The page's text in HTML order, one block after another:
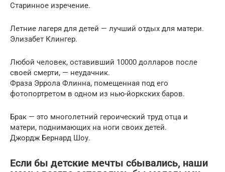
Старинное изречение.
Летние лагеря для детей — лучший отдых для матери.
Элизабет Клингер.
Любой человек, оставивший 10000 долларов после
своей смерти, — неудачник.
Фраза Эррола Флинна, помещенная под его
фотопортретом в одном из нью-йоркских баров.
Брак — это многолетний героический труд отца и
матери, поднимающих на ноги своих детей.
Джордж Бернард Шоу.
Если бы детские мечты сбывались, наши